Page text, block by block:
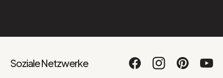
Soziale Netzwerke